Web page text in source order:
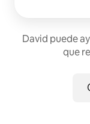
David puede
que